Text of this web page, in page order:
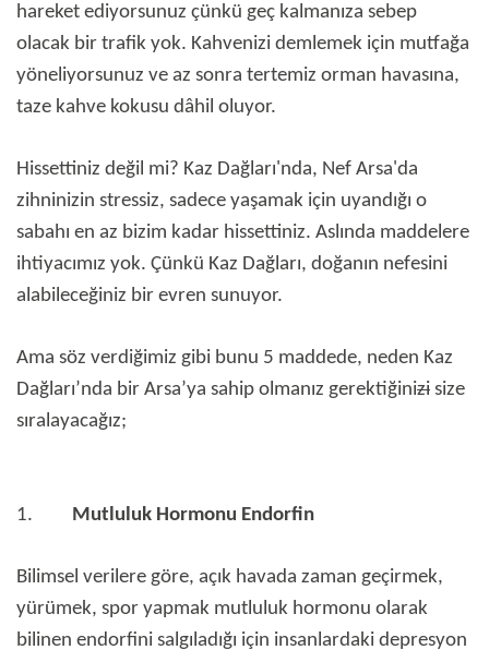
hareket ediyorsunuz çünkü geç kalmanıza sebep
olacak bir trafik yok. Kahvenizi demlemek için mutfağa
yöneliyorsunuz ve az sonra tertemiz orman havasına,
taze kahve kokusu dâhil oluyor.
Hissettiniz değil mi? Kaz Dağları'nda, Nef Arsa'da
zihninizin stressiz, sadece yaşamak için uyandığı o
sabahı en az bizim kadar hissettiniz. Aslında maddelere
ihtiyacımız yok. Çünkü Kaz Dağları, doğanın nefesini
alabileceğiniz bir evren sunuyor.
Ama söz verdiğimiz gibi bunu 5 maddede, neden Kaz
Dağları’nda bir Arsa’ya sahip olmanız gerektiğinizi size
sıralayacağız;
1. Mutluluk Hormonu Endorfin
Bilimsel verilere göre, açık havada zaman geçirmek,
yürümek, spor yapmak mutluluk hormonu olarak
bilinen endorfini salgıladığı için insanlardaki depresyon